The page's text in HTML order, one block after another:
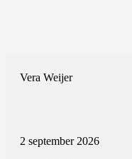
Vera Weijer
2 september 2026